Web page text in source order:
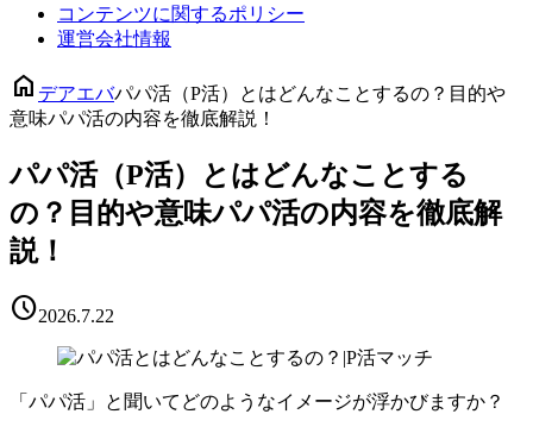
コンテンツに関するポリシー
運営会社情報
home デアエバパパ活（P活）とはどんなことするの？目的や
意味パパ活の内容を徹底解説！
パパ活（P活）とはどんなことする
の？目的や意味パパ活の内容を徹底解
説！
schedule2026.7.22
「パパ活」と聞いてどのようなイメージが浮かびますか？